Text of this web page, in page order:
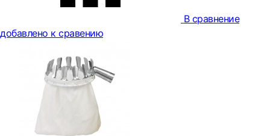
В сравнение
добавлено к сравению